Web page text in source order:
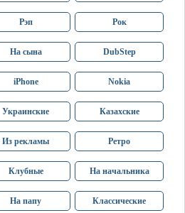
Рэп Рок
На сына DubStep
iPhone Nokia
Украинские Казахские
Из рекламы Ретро
Клубные На начальника
На папу Классические